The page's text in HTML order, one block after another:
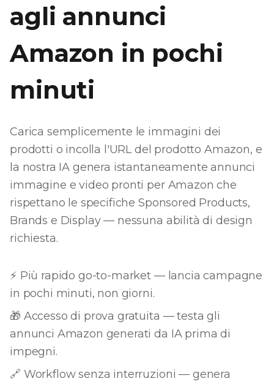
agli annunci
Amazon in pochi
minuti
Carica semplicemente le immagini dei
prodotti o incolla l'URL del prodotto Amazon, e
la nostra IA genera istantaneamente annunci
immagine e video pronti per Amazon che
rispettano le specifiche Sponsored Products,
Brands e Display — nessuna abilità di design
richiesta.
⚡ Più rapido go-to-market — lancia campagne
in pochi minuti, non giorni.
🎁 Accesso di prova gratuita — testa gli
annunci Amazon generati da IA prima di
impegni.
🔗 Workflow senza interruzioni — genera